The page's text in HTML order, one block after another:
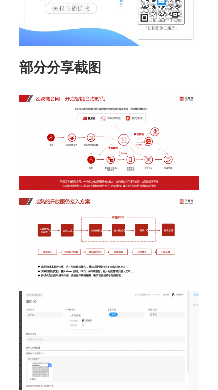
部分分享截图